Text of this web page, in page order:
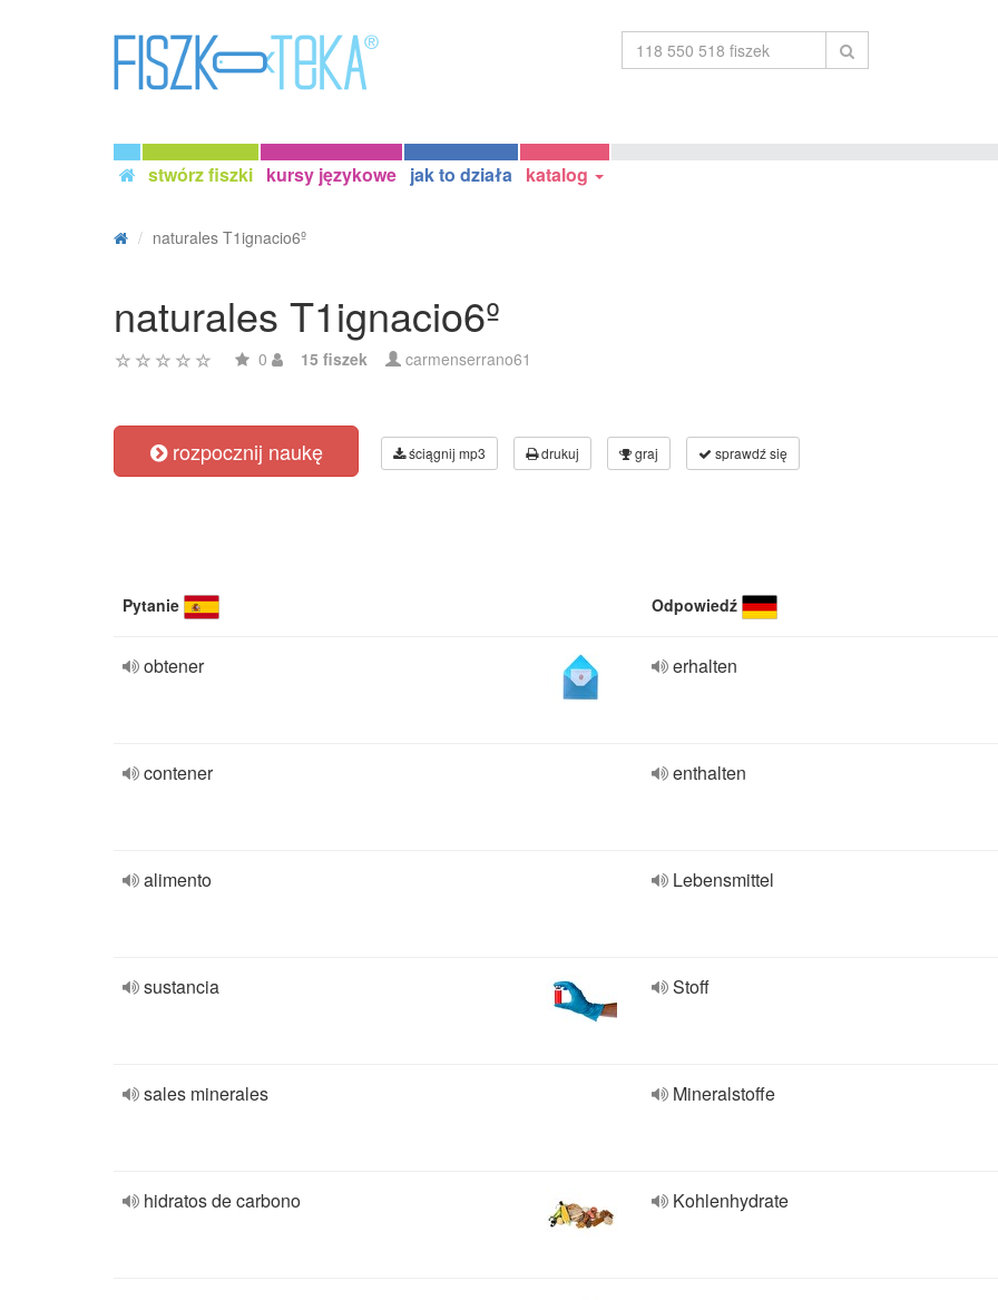
stwórz fiszki kursy językowe jak to działa katalog
naturales T1ignacio6º
naturales T1ignacio6º
0 15 fiszek carmenserrano61
rozpocznij naukę ściągnij mp3 drukuj graj sprawdź się
Pytanie Odpowiedź
obtener erhalten
contener enthalten
alimento Lebensmittel
sustancia Stoff
sales minerales Mineralstoffe
hidratos de carbono Kohlenhydrate